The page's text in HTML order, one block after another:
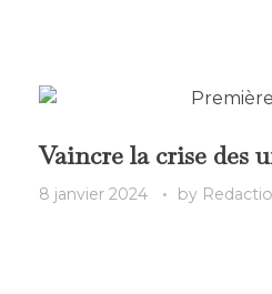
Vaincre la crise des
8 janvier 2024 by